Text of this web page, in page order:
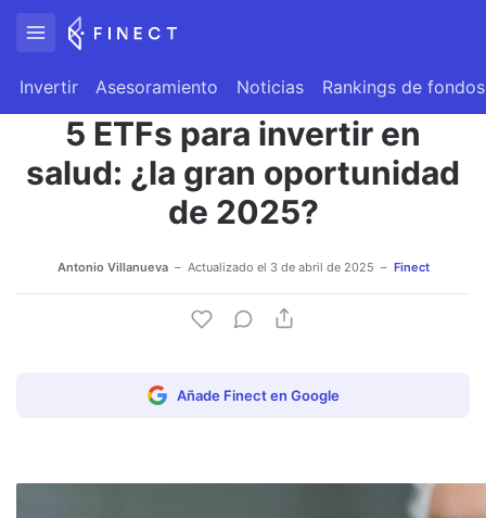
Invertir Asesoramiento Noticias Rankings de fondos
5 ETFs para invertir en
salud: ¿la gran oportunidad
de 2025?
Antonio Villanueva Actualizado el 3 de abril de 2025 Finect
Añade Finect en Google